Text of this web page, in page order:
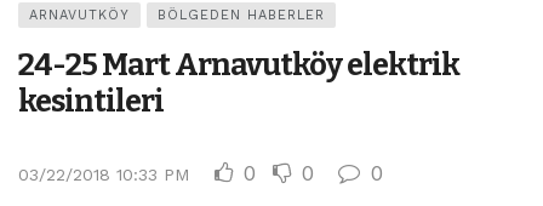
ARNAVUTKÖY BÖLGEDEN HABERLER
24-25 Mart Arnavutköy elektrik
kesintileri
03/22/2018 10:33 PM 0 0 0